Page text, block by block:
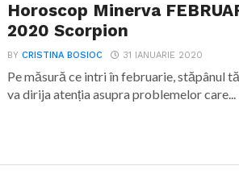
Horoscop Minerva
2020 Scorpion
BYCRISTINA BOSIOC 31 IANUARIE 2020
Pe măsură ce intri în februarie, stăpânul
va dirija atenția asupra problemelor care...